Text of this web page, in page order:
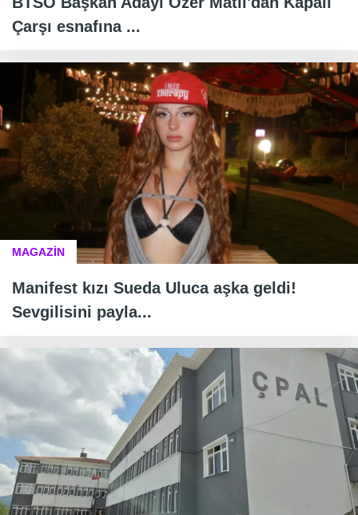
Çarşı esnafına ...
MAGAZİN
Manifest kızı Sueda Uluca aşka geldi!
Sevgilisini payla...